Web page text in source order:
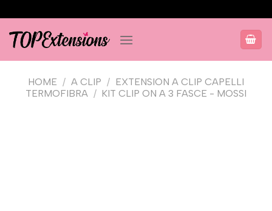
ai
contenuti
HOME / A CLIP / EXTENSION A CLIP CAPELLI
TERMOFIBRA / KIT CLIP ON A 3 FASCE - MOSSI